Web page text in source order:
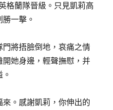
格蘭隊晉級。只見凱莉高
一擊。
將捂臉倒地，哀痛之情
她身邊，輕聲撫慰，并
。感謝凱莉，你伸出的